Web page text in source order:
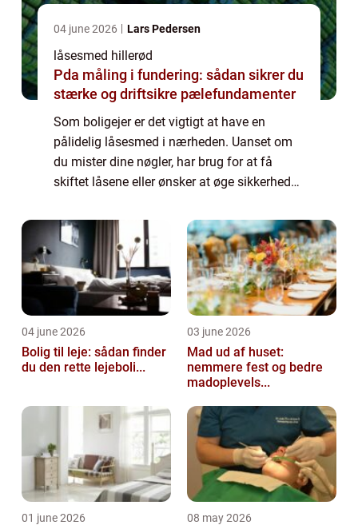
04 june 2026 Lars Pedersen
låsesmed hillerød
Pda måling i fundering: sådan sikrer du
stærke og driftsikre pælefundamenter
Som boligejer er det vigtigt at have en
pålidelig låsesmed i nærheden. Uanset om
du mister dine nøgler, har brug for at få
skiftet låsene eller ønsker at øge sikkerheden
04 june 2026
Bolig til leje: sådan finder
du den rette lejeboli...
03 june 2026
Mad ud af huset:
nemmere fest og bedre
madoplevels...
01 june 2026 08 may 2026